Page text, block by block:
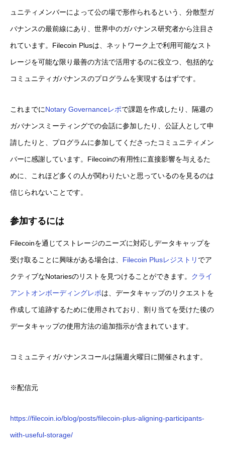
ュニティメンバーによって公の場で形作られるという、分散型ガ
バナンスの最前線にあり、世界中のガバナンス研究者から注目さ
れています。Filecoin Plusは、ネットワーク上で利用可能なスト
レージを可能な限り最善の方法で活用するのに役立つ、包括的な
コミュニティガバナンスのプログラムを実現するはずです。
これまでにNotary Governanceレポで課題を作成したり、隔週の
ガバナンスミーティングでの会話に参加したり、公証人として申
請したりと、プログラムに参加してくださったコミュニティメン
バーに感謝しています。Filecoinの有用性に直接影響を与えるた
めに、これほど多くの人が関わりたいと思っているのを見るのは
信じられないことです。
参加するには
Filecoinを通じてストレージのニーズに対応しデータキャップを
受け取ることに興味がある場合は、 Filecoin Plusレジストリ でア
クティブなNotariesのリストを見つけることができます。 クライ
アントオンボーディングレポは、データキャップのリクエストを
作成して追跡するために使用されており、割り当てを受けた後の
データキャップの使用方法の追加指示が含まれています。
コミュニティガバナンスコールは隔週火曜日に開催されます。
※配信元
https://filecoin.io/blog/posts/filecoin-plus-aligning-participants-
with-useful-storage/